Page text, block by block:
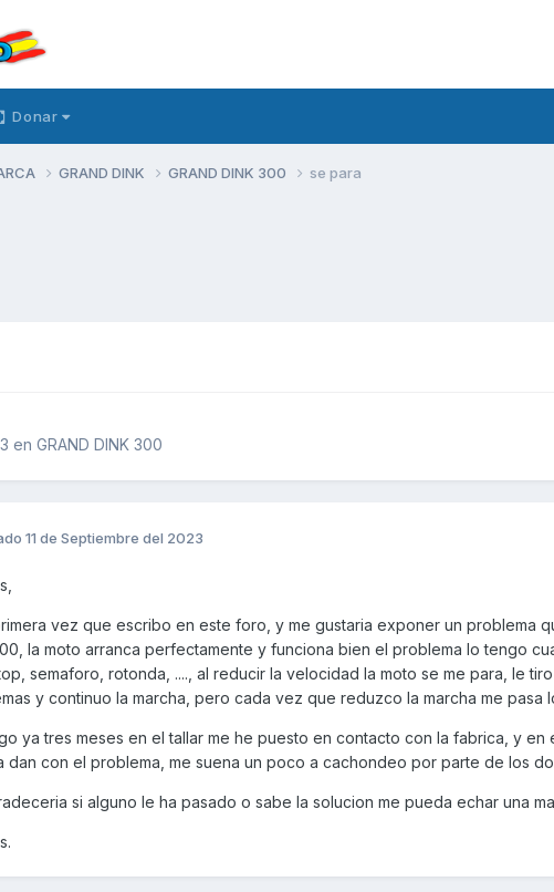
Donar
GRAND DINK GRAND DINK 300 se para
en GRAND DINK 300
11 de Septiembre del 2023
vez que escribo en este foro, y me gustaria exponer un problema
la moto arranca perfectamente y funciona bien el problema lo tengo
semaforo, rotonda, ...., al reducir la velocidad la moto se me para, le
y continuo la marcha, pero cada vez que reduzco la marcha me pasa
ya tres meses en el tallar me he puesto en contacto con la fabrica, y en
dan con el problema, me suena un poco a cachondeo por parte de los
si alguno le ha pasado o sabe la solucion me pueda echar una